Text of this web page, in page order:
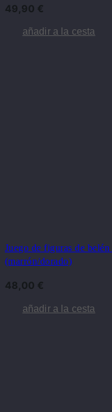
49,90 €
añadir a la cesta
Juego de figuras de
(marrón/dorado)
48,00 €
añadir a la cesta